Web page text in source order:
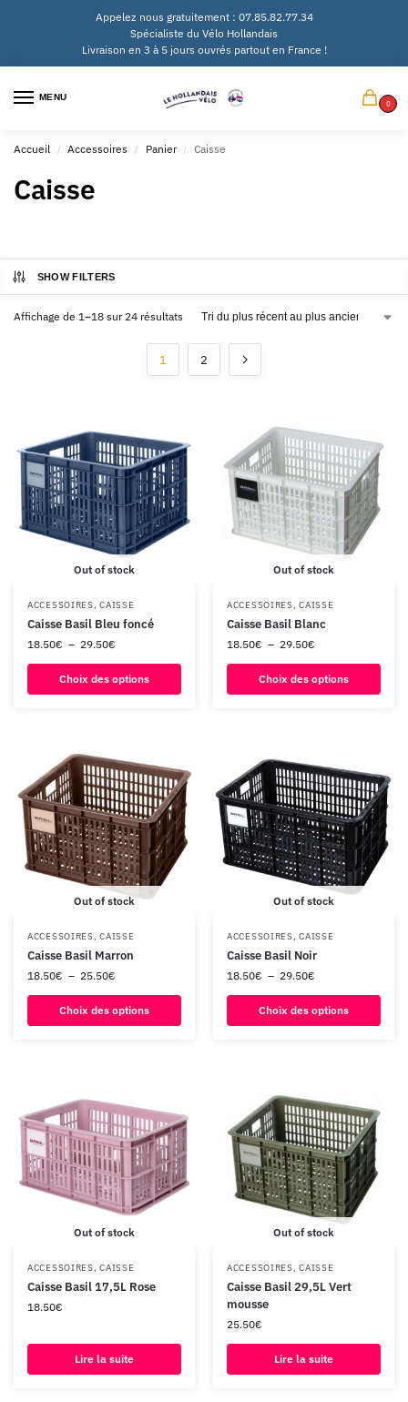
Appelez nous gratuitement : 07.85.82.77.34
Spécialiste du Vélo Hollandais
Livraison en 3 à 5 jours ouvrés partout en France !
MENU
0
Accueil / Accessoires / Panier / Caisse
Caisse
SHOW FILTERS
Affichage de 1–18 sur 24 résultats
1 2
Out of stock
ACCESSOIRES,CAISSE
Caisse Basil Bleu foncé
18.50€ – 29.50€
Choix des options
Out of stock
ACCESSOIRES,CAISSE
Caisse Basil Blanc
18.50€ – 29.50€
Choix des options
Out of stock
ACCESSOIRES,CAISSE
Caisse Basil Marron
18.50€ – 25.50€
Choix des options
Out of stock
ACCESSOIRES,CAISSE
Caisse Basil Noir
18.50€ – 29.50€
Choix des options
Out of stock
ACCESSOIRES,CAISSE
Caisse Basil 17,5L Rose
18.50€
Lire la suite
Out of stock
ACCESSOIRES,CAISSE
Caisse Basil 29,5L Vert
mousse
25.50€
Lire la suite